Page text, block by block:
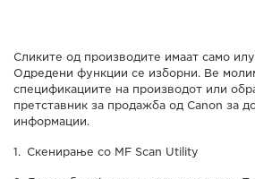
Сликите од производите имаат само
Одредени функции се изборни. Ве
спецификациите на производот или
претставник за продажба од Canon за
информации.
Скенирање со MF Scan Utility